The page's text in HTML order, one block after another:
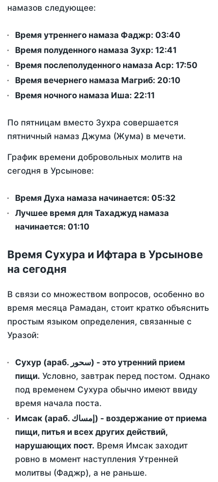
намазов следующее:
Время утреннего намаза Фаджр: 03:40
Время полуденного намаза Зухр: 12:41
Время послеполуденного намаза Аср: 17:50
Время вечернего намаза Магриб: 20:10
Время ночного намаза Иша: 22:11
По пятницам вместо Зухра совершается
пятничный намаз Джума (Жума) в мечети.
График времени добровольных молитв на
сегодня в Урсынове:
Время Духа намаза начинается: 05:32
Лучшее время для Тахаджуд намаза
начинается: 01:10
Время Сухура и Ифтара в Урсынове
на сегодня
В связи со множеством вопросов, особенно во
время месяца Рамадан, стоит кратко объяснить
простым языком определения, связанные с
Уразой:
Сухур (араб. سحور) - это утренний прием
пищи. Условно, завтрак перед постом. Однако
под временем Сухура обычно имеют ввиду
время начала поста.
Имсак (араб. إمساك) - воздержание от приема
пищи, питья и всех других действий,
нарушающих пост. Время Имсак заходит
ровно в момент наступления Утренней
молитвы (Фаджр), а не раньше.